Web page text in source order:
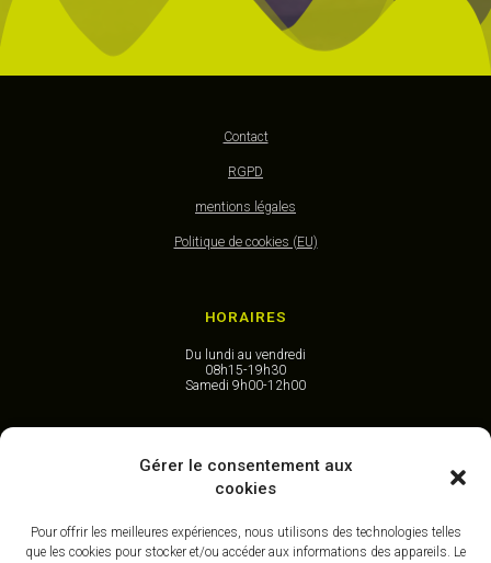
Gérer le consentement aux
cookies
Pour offrir les meilleures expériences, nous utilisons des technologies telles
que les cookies pour stocker et/ou accéder aux informations des appareils. Le
Contact
RGPD
mentions légales
Politique de cookies (EU)
HORAIRES
Du lundi au vendredi
08h15-19h30
Samedi 9h00-12h00
40, Place de la République
tél 03 28 58 92 62